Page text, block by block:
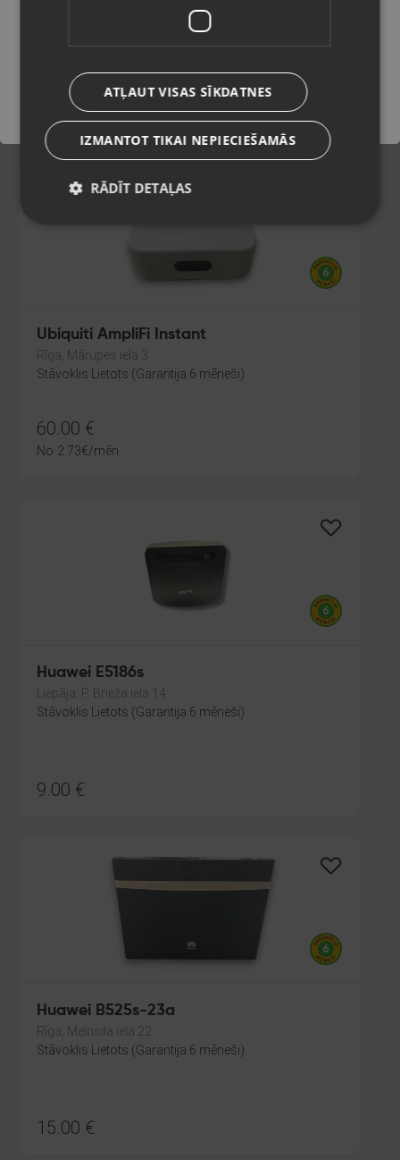
Stāvoklis Mazlietots (Garantija 12 mēneši)
15.00€
Ubiquiti AmpliFi Instant
Rīga, Mārupes iela 3
Stāvoklis Lietots (Garantija 6 mēneši)
60.00 €
No 2.73€/mēn.
Huawei E5186s
Liepāja, P. Brieža iela 14
Stāvoklis Lietots (Garantija 6 mēneši)
9.00 €
Huawei B525s-23a
Rīga, Melnsila iela 22
Stāvoklis Lietots (Garantija 6 mēneši)
15.00 €
Saglabāt
ATĻAUT VISAS SĪKDATNES
IZMANTOT TIKAI NEPIECIEŠAMĀS
RĀDĪT DETAĻAS